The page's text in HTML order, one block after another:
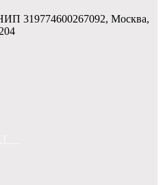
319774600267092, Москва,